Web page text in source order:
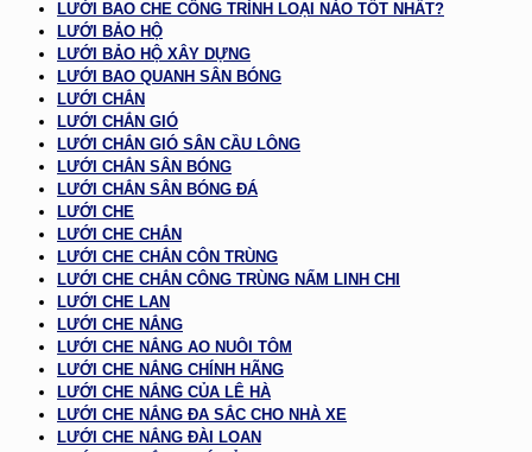
LƯỚI BAO CHE CÔNG TRÌNH LOẠI NÀO TỐT NHẤT?
LƯỚI BẢO HỘ
LƯỚI BẢO HỘ XÂY DỰNG
LƯỚI BAO QUANH SÂN BÓNG
LƯỚI CHẮN
LƯỚI CHẮN GIÓ
LƯỚI CHẮN GIÓ SÂN CẦU LÔNG
LƯỚI CHẮN SÂN BÓNG
LƯỚI CHẮN SÂN BÓNG ĐÁ
LƯỚI CHE
LƯỚI CHE CHẮN
LƯỚI CHE CHẮN CÔN TRÙNG
LƯỚI CHE CHẮN CÔNG TRÙNG NẤM LINH CHI
LƯỚI CHE LAN
LƯỚI CHE NẮNG
LƯỚI CHE NẮNG AO NUÔI TÔM
LƯỚI CHE NẮNG CHÍNH HÃNG
LƯỚI CHE NẮNG CỦA LÊ HÀ
LƯỚI CHE NẮNG ĐA SẮC CHO NHÀ XE
LƯỚI CHE NẮNG ĐÀI LOAN